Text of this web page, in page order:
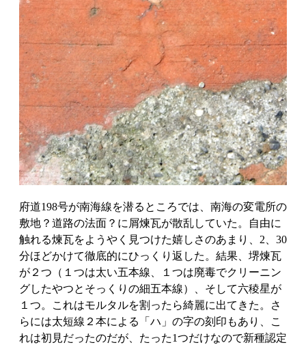
府道198号が南海線を潜るところでは、南海の変電所の
敷地？道路の法面？に屑煉瓦が散乱していた。自由に
触れる煉瓦をようやく見つけた嬉しさのあまり、2、30
分ほどかけて徹底的にひっくり返した。結果、堺煉瓦
が２つ（１つは太い五本線、１つは廃毒でクリーニン
グしたやつとそっくりの細五本線）、そして六稜星が
１つ。これはモルタルを割ったら綺麗に出てきた。さ
らには太短線２本による「ハ」の字の刻印もあり、こ
れは初見だったのだが、たった1つだけなので新種認定